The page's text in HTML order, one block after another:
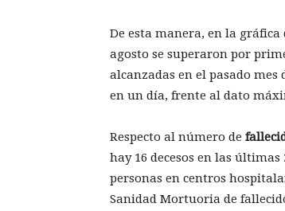
De esta manera, en la gráfica
agosto se superaron por
alcanzadas en el pasado
en un día, frente al dato
Respecto al número de
hay 16 decesos en las
personas en centros
Sanidad Mortuoria de